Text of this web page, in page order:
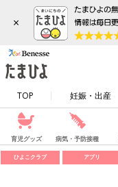
×
TOP 妊娠・出産
育児グッズ 病気・予防接種
ひよこクラブ アプリ